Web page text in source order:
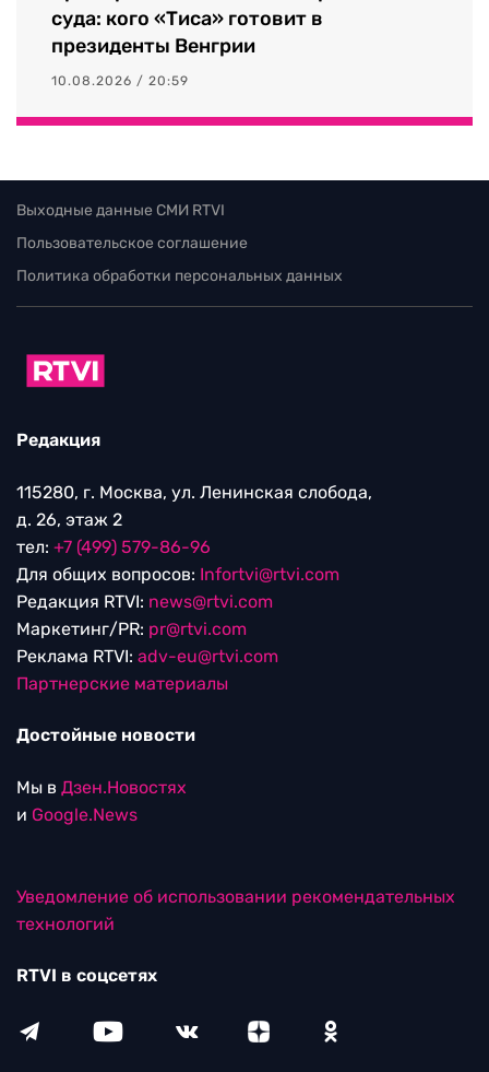
суда: кого «Тиса» готовит в
президенты Венгрии
10.08.2026 / 20:59
Выходные данные СМИ RTVI
Пользовательское соглашение
Политика обработки персональных данных
Редакция
115280, г. Москва, ул. Ленинская слобода,
д. 26, этаж 2
тел: +7 (499) 579-86-96
Для общих вопросов: Infortvi@rtvi.com
Редакция RTVI: news@rtvi.com
Маркетинг/PR: pr@rtvi.com
Реклама RTVI: adv-eu@rtvi.com
Партнерские материалы
Достойные новости
Мы в Дзен.Новостях
и Google.News
Уведомление об использовании рекомендательных
технологий
RTVI в соцсетях